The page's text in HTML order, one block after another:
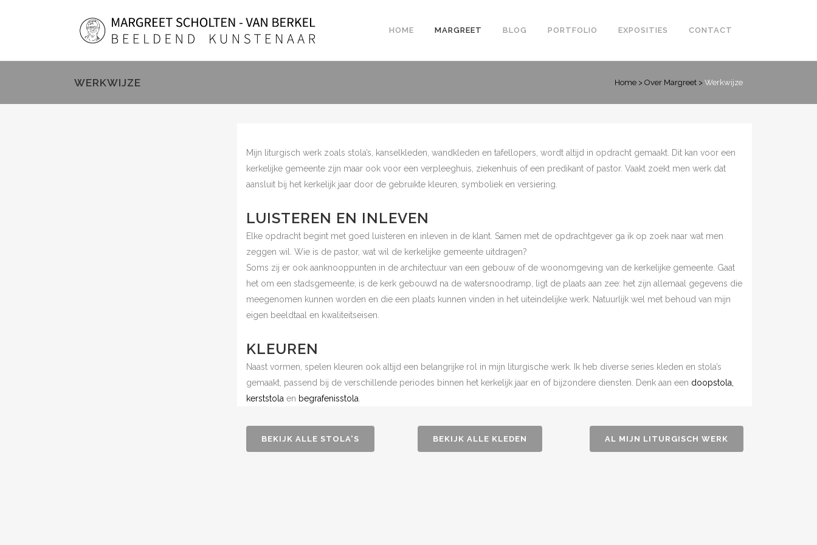
HOME MARGREET BLOG PORTFOLIO EXPOSITIES CONTACT
WERKWIJZE Home > Over Margreet > Werkwijze
Mijn liturgisch werk zoals stola’s, kanselkleden, wandkleden en tafellopers, wordt altijd in opdracht gemaakt. Dit kan voor een
kerkelijke gemeente zijn maar ook voor een verpleeghuis, ziekenhuis of een predikant of pastor. Vaakt zoekt men werk dat
aansluit bij het kerkelijk jaar door de gebruikte kleuren, symboliek en versiering.
LUISTEREN EN INLEVEN
Elke opdracht begint met goed luisteren en inleven in de klant. Samen met de opdrachtgever ga ik op zoek naar wat men
zeggen wil. Wie is de pastor, wat wil de kerkelijke gemeente uitdragen?
Soms zij er ook aanknooppunten in de architectuur van een gebouw of de woonomgeving van de kerkelijke gemeente. Gaat
het om een stadsgemeente, is de kerk gebouwd na de watersnoodramp, ligt de plaats aan zee: het zijn allemaal gegevens die
meegenomen kunnen worden en die een plaats kunnen vinden in het uiteindelijke werk. Natuurlijk wel met behoud van mijn
eigen beeldtaal en kwaliteitseisen.
KLEUREN
Naast vormen, spelen kleuren ook altijd een belangrijke rol in mijn liturgische werk. Ik heb diverse series kleden en stola’s
gemaakt, passend bij de verschillende periodes binnen het kerkelijk jaar en of bijzondere diensten. Denk aan een doopstola,
kerststola en begrafenisstola
BEKIJK ALLE STOLA'S BEKIJK ALLE KLEDEN AL MIJN LITURGISCH WERK